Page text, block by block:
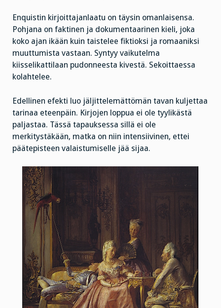
Enquistin kirjoittajanlaatu on täysin omanlaisensa.
Pohjana on faktinen ja dokumentaarinen kieli, joka
koko ajan ikään kuin taistelee fiktioksi ja romaaniksi
muuttumista vastaan. Syntyy vaikutelma
kiisselikattilaan pudonneesta kivestä. Sekoittaessa
kolahtelee.
Edellinen efekti luo jäljittelemättömän tavan kuljettaa
tarinaa eteenpäin. Kirjojen loppua ei ole tyylikästä
paljastaa. Tässä tapauksessa sillä ei ole
merkitystäkään, matka on niin intensiivinen, ettei
päätepisteen valaistumiselle jää sijaa.